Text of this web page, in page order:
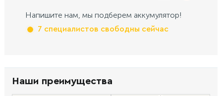
Напишите нам, мы подберем аккумулятор!
7 специалистов свободны сейчас
Наши преимущества